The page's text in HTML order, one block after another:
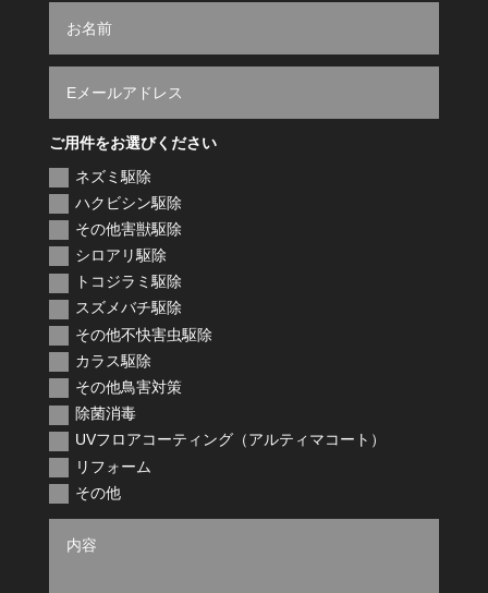
ご用件をお選びください
ネズミ駆除
ハクビシン駆除
その他害獣駆除
シロアリ駆除
トコジラミ駆除
スズメバチ駆除
その他不快害虫駆除
カラス駆除
その他鳥害対策
除菌消毒
UVフロアコーティング（アルティマコート）
リフォーム
その他